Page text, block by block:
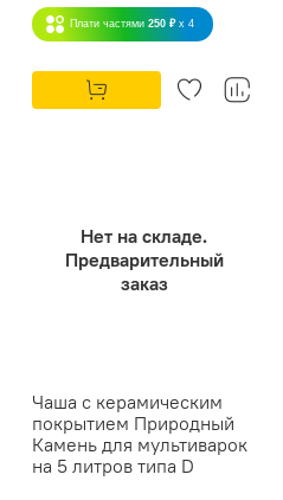
Плати частями 250 ₽ x 4
Нет на складе.
Предварительный
заказ
Чаша с керамическим
покрытием Природный
Камень для мультиварок
на 5 литров типа D